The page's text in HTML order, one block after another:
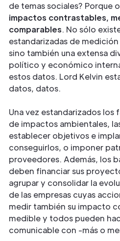
de temas sociales? Porque
impactos contrastables,
comparables. No sólo
estandarizadas de
sino también una extensa
político y económico
estos datos. Lord Kelvin
datos, datos.
Una vez estandarizados
de impactos ambientales,
establecer objetivos e
conseguirlos, o imponer
proveedores. Además, los
deben financiar sus
agrupar y consolidar la
de las empresas cuyas
medir también su impacto
medible y todos pueden
comunicable con -más o